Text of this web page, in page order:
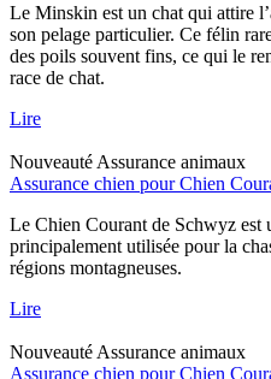
Le Minskin est un chat qui attire
son pelage particulier. Ce félin
des poils souvent fins, ce qui le
race de chat.
Lire
Nouveauté Assurance animaux
Assurance chien pour Chien
Le Chien Courant de Schwyz est
principalement utilisée pour la
régions montagneuses.
Lire
Nouveauté Assurance animaux
Assurance chien pour Chien